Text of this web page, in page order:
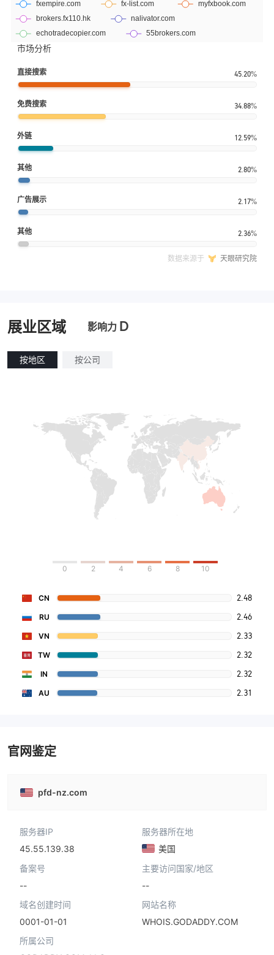
市场分析
直接搜索 45.20%
免费搜索 34.88%
外链 12.59%
其他 2.80%
广告展示 2.17%
其他 2.36%
数据来源于 天眼研究院
展业区域 影响力 D
按地区 按公司
0 2 4 6 8 10
CN 2.48
RU 2.46
VN 2.33
TW 2.32
IN 2.32
AU 2.31
官网鉴定
pfd-nz.com
服务器IP
45.55.139.38
服务器所在地
美国
备案号
--
主要访问国家/地区
--
域名创建时间
0001-01-01
网站名称
WHOIS.GODADDY.COM
所属公司